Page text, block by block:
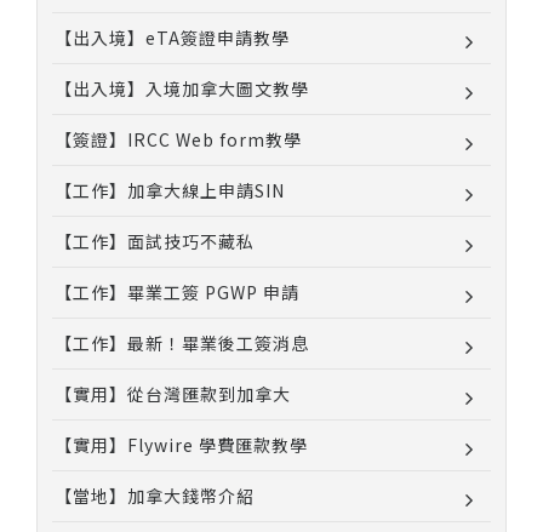
【出入境】eTA簽證申請教學
【出入境】入境加拿大圖文教學
【簽證】IRCC Web form教學
【工作】加拿大線上申請SIN
【工作】面試技巧不藏私
【工作】畢業工簽 PGWP 申請
【工作】最新！畢業後工簽消息
【實用】從台灣匯款到加拿大
【實用】Flywire 學費匯款教學
【當地】加拿大錢幣介紹